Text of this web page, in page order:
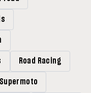
Road Racing
Supermoto